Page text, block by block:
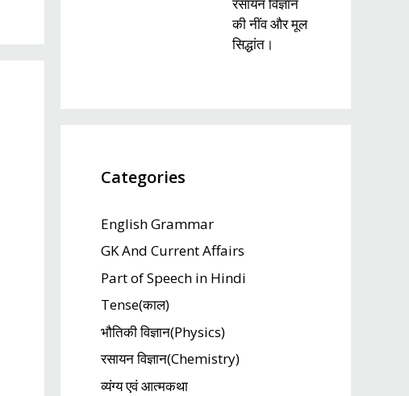
की नींव और मूल
सिद्धांत।
Categories
English Grammar
GK And Current Affairs
Part of Speech in Hindi
Tense(काल)
भौतिकी विज्ञान(Physics)
रसायन विज्ञान(Chemistry)
व्यंग्य एवं आत्मकथा